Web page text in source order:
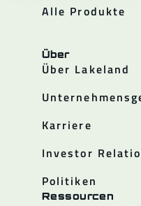
Alle Produkte
Über
Über Lakeland
Karriere
Investor
Politiken
Ressourcen